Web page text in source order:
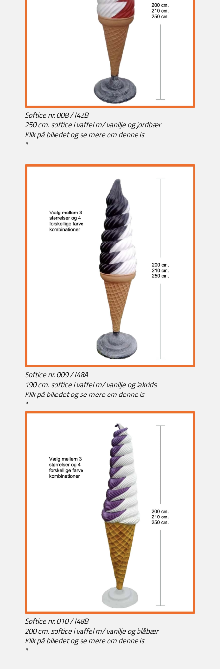
Softice nr. 008 / I42B
250 cm. softice i vaffel m/ vanilje og jordbær
Klik på billedet og se mere om denne is
*
Softice nr. 009 / I48A
190 cm. softice i vaffel m/ vanilje og lakrids
Klik på billedet og se mere om denne is
*
Softice nr. 010 / I48B
200 cm. softice i vaffel m/ vanilje og blåbær
Klik på billedet og se mere om denne is
*